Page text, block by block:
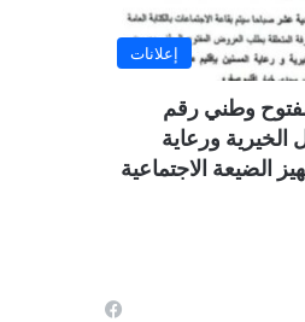
إعلانات
وطني رقم
الخيرية ورعاية
الضيعة الاجتماعية